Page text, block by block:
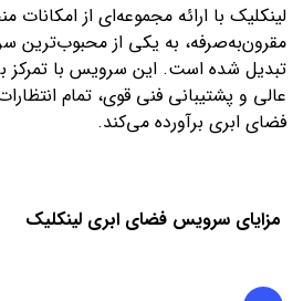
لینکلیک با ارائه مجموعه‌ای از
مقرون‌به‌صرفه، به یکی از
تبدیل شده است. این سرویس با تمرکز
عالی و پشتیبانی فنی قوی، تمام
فضای ابری برآورده می‌کند.
مزایای سرویس فضای ابری لینکلیک